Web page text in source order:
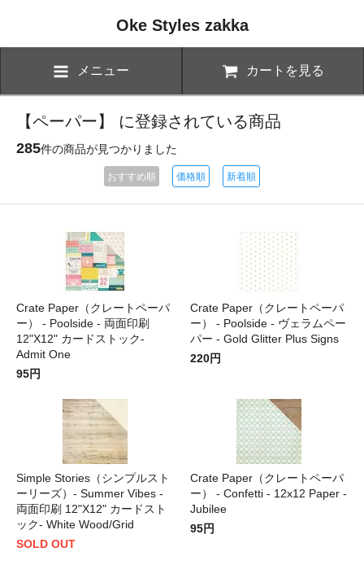
Oke Styles zakka
メニュー カートを見る
【ペーパー】 に登録されている商品
285件の商品が見つかりました
おすすめ順 価格順 新着順
Crate Paper（クレートペーパ
ー） - Poolside - 両面印刷
12"X12" カードストック-
Admit One
95円
Crate Paper（クレートペーパ
ー） - Poolside - ヴェラムペー
パー - Gold Glitter Plus Signs
220円
Simple Stories（シンプルスト
ーリーズ）- Summer Vibes -
両面印刷 12"X12" カードスト
ック- White Wood/Grid
SOLD OUT
Crate Paper（クレートペーパ
ー） - Confetti - 12x12 Paper -
Jubilee
95円